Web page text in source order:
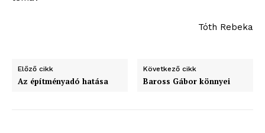
Tóth Rebeka
Előző cikk
Az építményadó hatása
Következő cikk
Baross Gábor könnyei